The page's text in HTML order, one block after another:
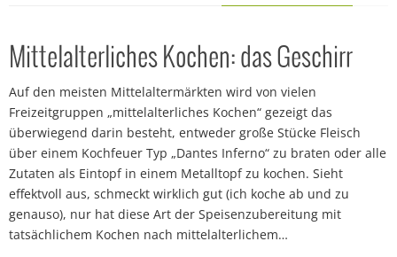
Mittelalterliches Kochen: das Geschirr
Auf den meisten Mittelaltermärkten wird von vielen
Freizeitgruppen „mittelalterliches Kochen“ gezeigt das
überwiegend darin besteht, entweder große Stücke Fleisch
über einem Kochfeuer Typ „Dantes Inferno“ zu braten oder alle
Zutaten als Eintopf in einem Metalltopf zu kochen. Sieht
effektvoll aus, schmeckt wirklich gut (ich koche ab und zu
genauso), nur hat diese Art der Speisenzubereitung mit
tatsächlichem Kochen nach mittelalterlichem…